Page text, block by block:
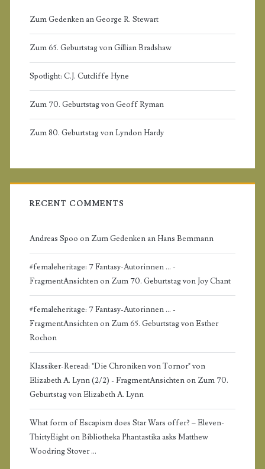
b
:
Zum Gedenken an George R. Stewart
Zum 65. Geburtstag von Gillian Bradshaw
Spotlight: C.J. Cutcliffe Hyne
Zum 70. Geburtstag von Geoff Ryman
Zum 80. Geburtstag von Lyndon Hardy
RECENT COMMENTS
Andreas Spoo on Zum Gedenken an Hans Bemmann
#femaleheritage: 7 Fantasy-Autorinnen ... -
FragmentAnsichtenon Zum 70. Geburtstag von Joy Chant
#femaleheritage: 7 Fantasy-Autorinnen ... -
FragmentAnsichtenon Zum 65. Geburtstag von Esther
Rochon
Klassiker-Reread: "Die Chroniken von Tornor" von
Elizabeth A. Lynn (2/2) - FragmentAnsichtenon Zum 70.
Geburtstag von Elizabeth A. Lynn
What form of Escapism does Star Wars offer? – Eleven-
ThirtyEightonBibliotheka Phantastika asks Matthew
Woodring Stover …